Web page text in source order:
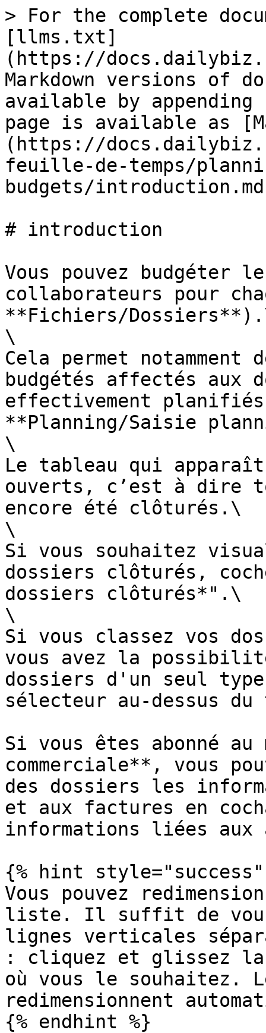
> For the complete
[llms.txt]
(https://
Markdown versions of
available by
page is available as
(https://
feuille-de-temps/
budgets/
# introduction
Vous pouvez budgéter
collaborateurs pour
**Fichiers/
\
Cela permet notamment
budgétés affectés aux
effectivement planifiés
**Planning/Saisie
\
Le tableau qui
ouverts, c’est à dire
encore été clôturés.\
\
Si vous souhaitez
dossiers clôturés,
dossiers clôturés*".\
\
Si vous classez vos
vous avez la
dossiers d'un seul
sélecteur au-dessus
Si vous êtes abonné au
commerciale**, vous
des dossiers les
et aux factures en
informations liées aux
{% hint style="success"
Vous pouvez
liste. Il suffit de
lignes verticales
: cliquez et glissez
où vous le souhaitez.
redimensionnent
{% endhint %}